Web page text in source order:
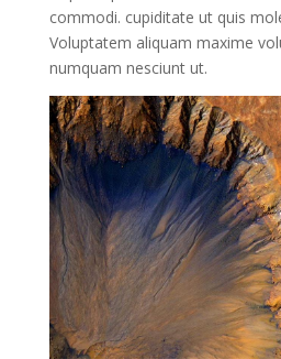
commodi. cupiditate ut quis
Voluptatem aliquam maxime
numquam nesciunt ut.